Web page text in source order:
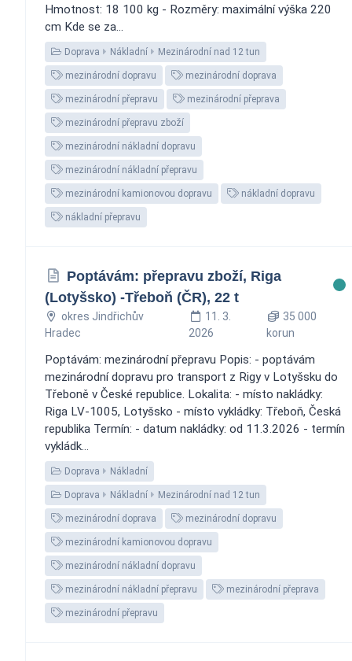
Hmotnost: 18 100 kg - Rozměry: maximální výška 220
cm Kde se za...
Doprava Nákladní Mezinárodní nad 12 tun
mezinárodní dopravu mezinárodní doprava
mezinárodní přepravu mezinárodní přeprava
mezinárodní přepravu zboží
mezinárodní nákladní dopravu
mezinárodní nákladní přepravu
mezinárodní kamionovou dopravu nákladní dopravu
nákladní přepravu
Poptávám: přepravu zboží, Riga
(Lotyšsko) -Třeboň (ČR), 22 t
okres Jindřichův
Hradec
11. 3.
2026
35 000
korun
Poptávám: mezinárodní přepravu Popis: - poptávám
mezinárodní dopravu pro transport z Rigy v Lotyšsku do
Třeboně v České republice. Lokalita: - místo nakládky:
Riga LV-1005, Lotyšsko - místo vykládky: Třeboň, Česká
republika Termín: - datum nakládky: od 11.3.2026 - termín
vykládk...
Doprava Nákladní
Doprava Nákladní Mezinárodní nad 12 tun
mezinárodní doprava mezinárodní dopravu
mezinárodní kamionovou dopravu
mezinárodní nákladní dopravu
mezinárodní nákladní přepravu mezinárodní přeprava
mezinárodní přepravu